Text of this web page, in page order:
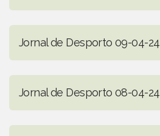
Jornal de Desporto 09-04-24
Jornal de Desporto 08-04-24